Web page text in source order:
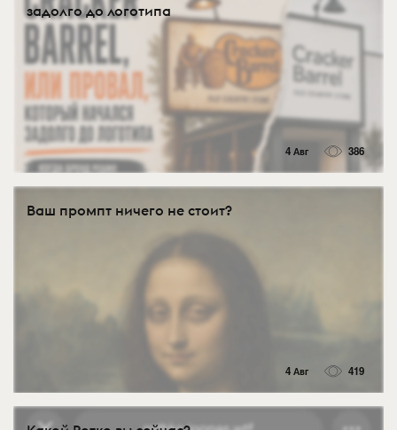
задолго до логотипа
4 Авг 386
Ваш промпт ничего не стоит?
4 Авг 419